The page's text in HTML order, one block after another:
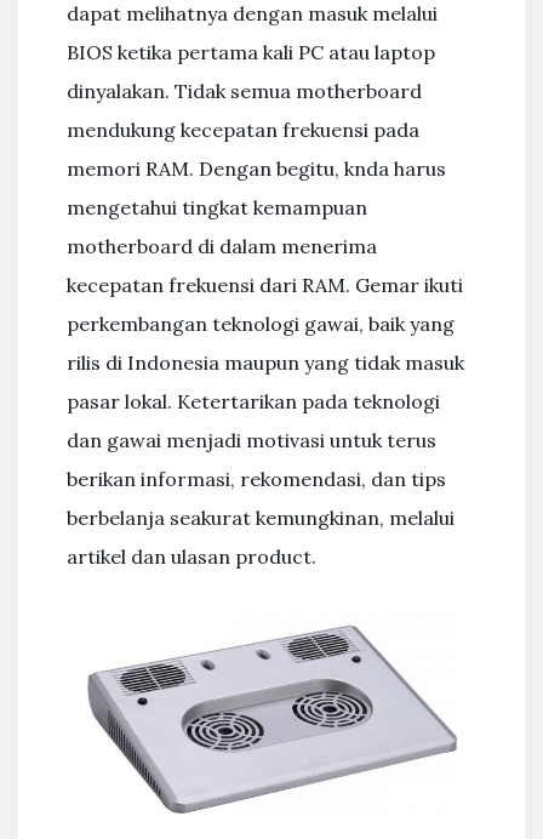
dapat melihatnya dengan masuk melalui
BIOS ketika pertama kali PC atau laptop
dinyalakan. Tidak semua motherboard
mendukung kecepatan frekuensi pada
memori RAM. Dengan begitu, knda harus
mengetahui tingkat kemampuan
motherboard di dalam menerima
kecepatan frekuensi dari RAM. Gemar ikuti
perkembangan teknologi gawai, baik yang
rilis di Indonesia maupun yang tidak masuk
pasar lokal. Ketertarikan pada teknologi
dan gawai menjadi motivasi untuk terus
berikan informasi, rekomendasi, dan tips
berbelanja seakurat kemungkinan, melalui
artikel dan ulasan product.